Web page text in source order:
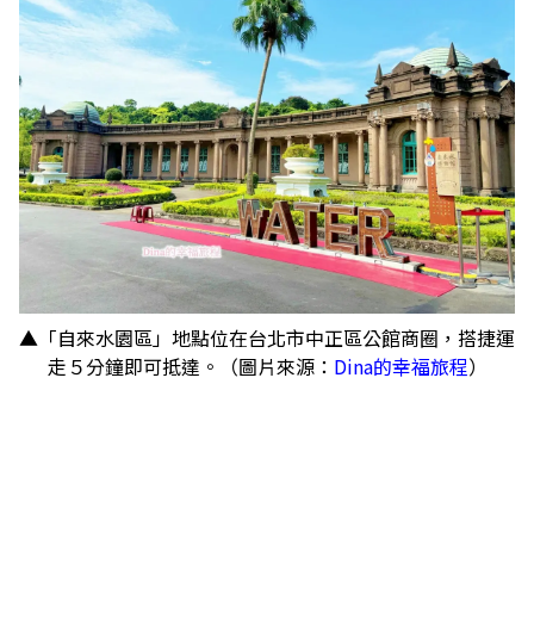
▲「自來水園區」地點位在台北市中正區公館商圈，搭捷運
走５分鐘即可抵達。（圖片來源： Dina的幸福旅程）